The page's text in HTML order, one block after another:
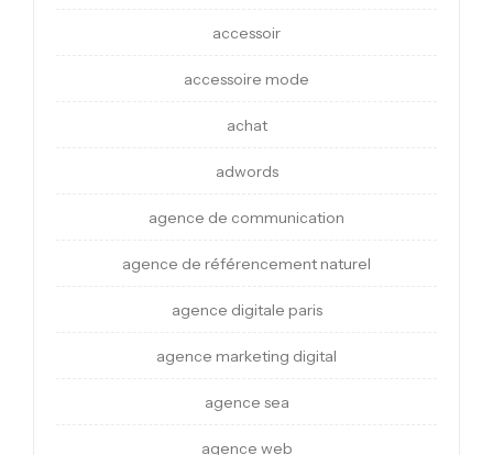
accessoir
accessoire mode
achat
adwords
agence de communication
agence de référencement naturel
agence digitale paris
agence marketing digital
agence sea
agence web